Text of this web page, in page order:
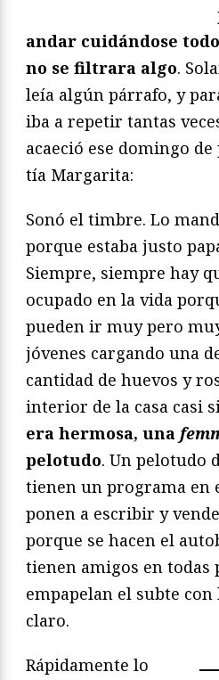
andar cuidándose
no se filtrara algo.
leía algún párrafo, y
iba a repetir tantas
acaeció ese domingo de
tía Margarita:
Sonó el timbre. Lo
porque estaba justo
Siempre, siempre hay
ocupado en la vida
pueden ir muy pero
jóvenes cargando una
cantidad de huevos y
interior de la casa casi
era hermosa, una
pelotudo. Un pelotudo
tienen un programa en
ponen a escribir y
porque se hacen el
tienen amigos en todas
empapelan el subte
claro.
Rápidamente lo